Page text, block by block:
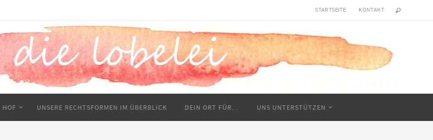
STARTSEITE KONTAKT
HOF UNSERE RECHTSFORMEN IM ÜBERBLICK DEIN ORT FÜR… UNS UNTERSTÜTZEN